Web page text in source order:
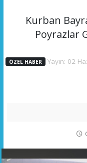
Kurban
Poyrazlar
ÖZEL HABER Yayın: 02